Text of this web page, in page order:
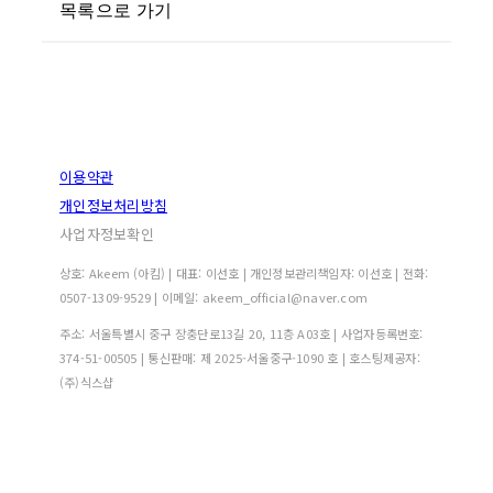
목록으로 가기
이용약관
개인정보처리방침
사업자정보확인
상호: Akeem (아킴) | 대표: 이선호 | 개인정보관리책임자: 이선호 | 전화:
0507-1309-9529 | 이메일: akeem_official@naver.com
주소: 서울특별시 중구 장충단로13길 20, 11층 A03호 | 사업자등록번호:
374-51-00505 | 통신판매: 제 2025-서울중구-1090 호 | 호스팅제공자:
(주)식스샵